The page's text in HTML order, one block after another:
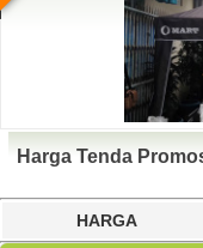
Harga Tenda
HARGA